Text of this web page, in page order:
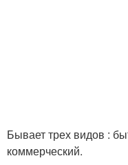
Бывает трех видов :
коммерческий.